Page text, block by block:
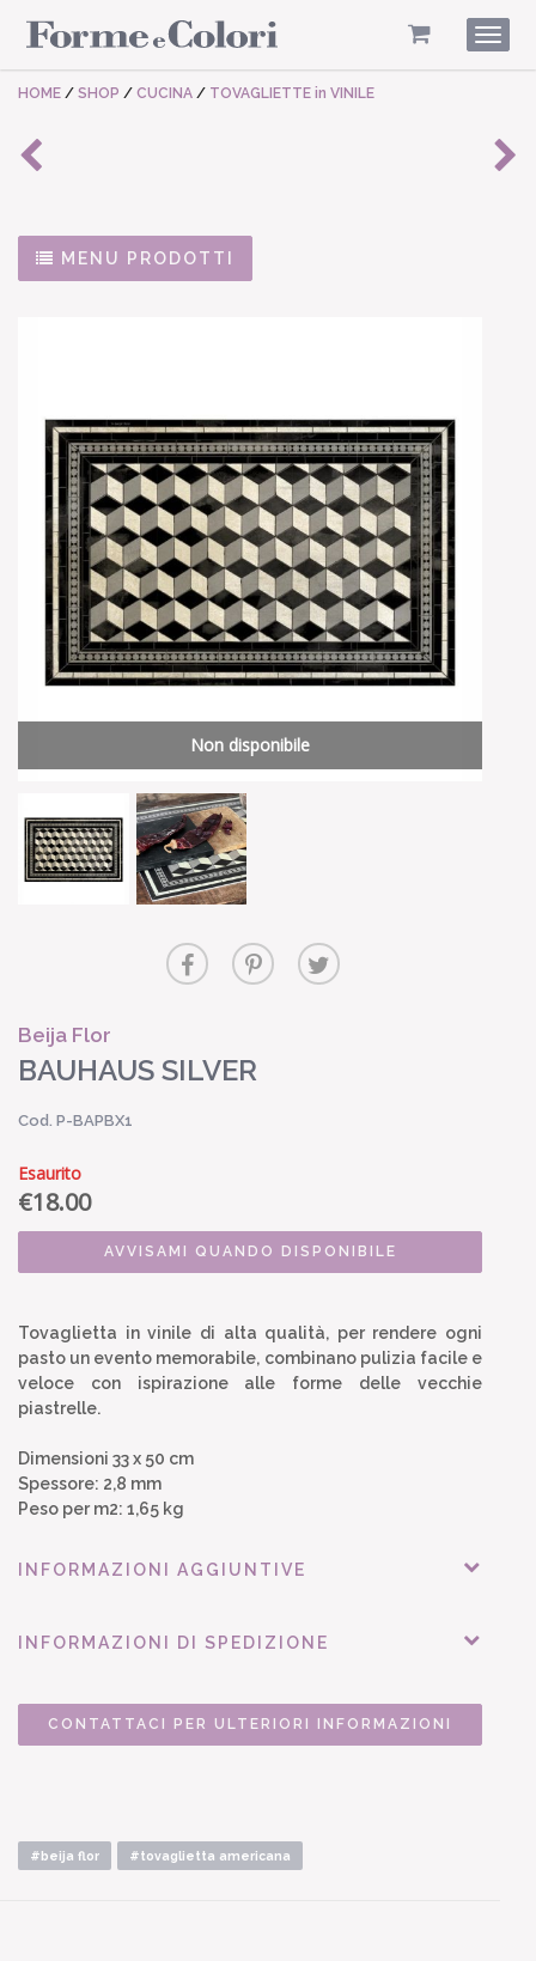
HOME / SHOP / CUCINA / TOVAGLIETTE in VINILE
MENU PRODOTTI
Non disponibile
Beija Flor
BAUHAUS SILVER
Cod. P-BAPBX1
Esaurito
€18.00
AVVISAMI QUANDO DISPONIBILE
Tovaglietta in vinile di alta qualità, per rendere ogni
pasto un evento memorabile, combinano pulizia facile e
veloce con ispirazione alle forme delle vecchie
piastrelle.
Dimensioni 33 x 50 cm
Spessore: 2,8 mm
Peso per m2: 1,65 kg
INFORMAZIONI AGGIUNTIVE
INFORMAZIONI DI SPEDIZIONE
CONTATTACI PER ULTERIORI INFORMAZIONI
#beija flor #tovaglietta americana